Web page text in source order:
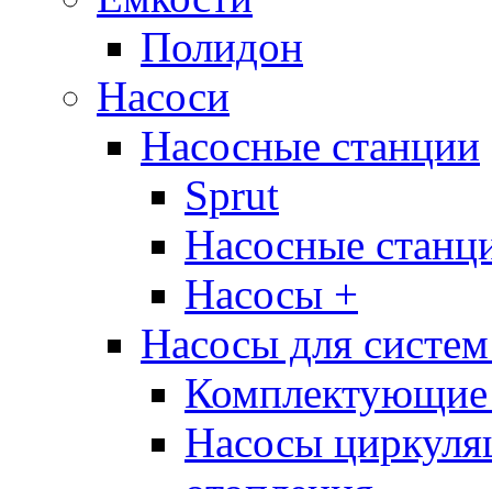
Полидон
Насоси
Насосные станции
Sprut
Насосные
Насосы +
Насосы для
Комплектующие
Насосы